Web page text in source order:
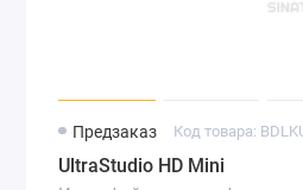
Предзаказ
UltraStudio HD Mini